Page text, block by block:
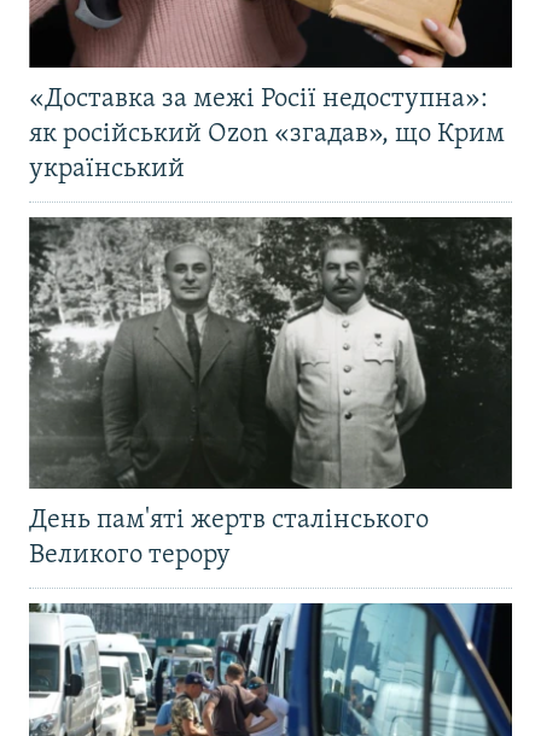
«Доставка за межі Росії недоступна»:
як російський Ozon «згадав», що Крим
український
День пам'яті жертв сталінського
Великого терору